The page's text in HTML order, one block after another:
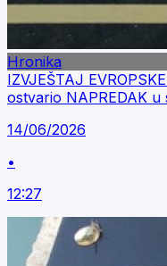
Hronika
IZVJEŠTAJ
ostvario NAPREDAK u
14/06/2026
•
12:27